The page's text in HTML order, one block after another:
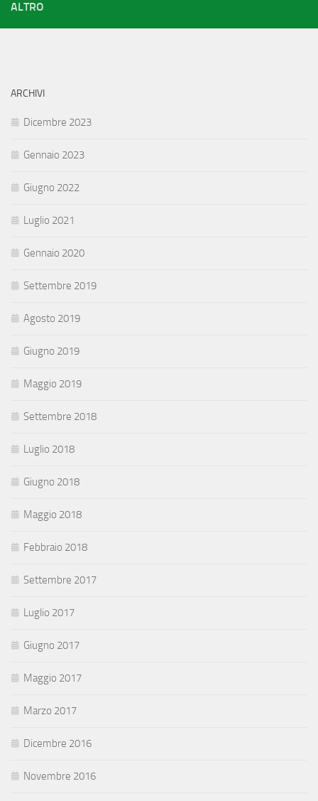
ALTRO
ARCHIVI
Dicembre 2023
Gennaio 2023
Giugno 2022
Luglio 2021
Gennaio 2020
Settembre 2019
Agosto 2019
Giugno 2019
Maggio 2019
Settembre 2018
Luglio 2018
Giugno 2018
Maggio 2018
Febbraio 2018
Settembre 2017
Luglio 2017
Giugno 2017
Maggio 2017
Marzo 2017
Dicembre 2016
Novembre 2016